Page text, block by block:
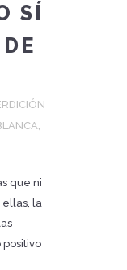
SÍ
,
que ni
ellas, la